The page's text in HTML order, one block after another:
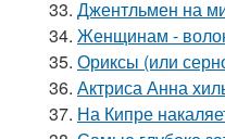
33. Джентльмен на
34. Женщинам -
35. Ориксы (или
36. Актриса Анна
37. На Кипре